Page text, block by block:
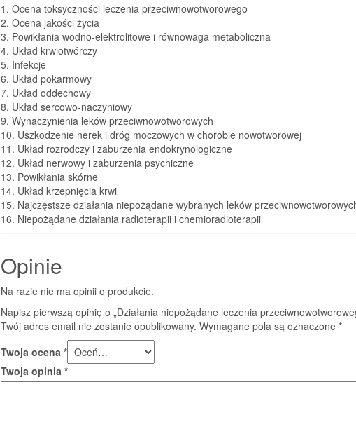
1. Ocena toksyczności leczenia przeciwnowotworowego
2. Ocena jakości życia
3. Powikłania wodno-elektrolitowe i równowaga metaboliczna
4. Układ krwiotwórczy
5. Infekcje
6. Układ pokarmowy
7. Układ oddechowy
8. Układ sercowo-naczyniowy
9. Wynaczynienia leków przeciwnowotworowych
10. Uszkodzenie nerek i dróg moczowych w chorobie nowotworowej
11. Układ rozrodczy i zaburzenia endokrynologiczne
12. Układ nerwowy i zaburzenia psychiczne
13. Powikłania skórne
14. Układ krzepnięcia krwi
15. Najczęstsze działania niepożądane wybranych leków
16. Niepożądane działania radioterapii i chemioradioterapii
Opinie
Na razie nie ma opinii o produkcie.
Napisz pierwszą opinię o „Działania niepożądane leczenia
Twój adres email nie zostanie opublikowany. Wymagane pola są oznaczone *
Twoja ocena *
Twoja opinia *